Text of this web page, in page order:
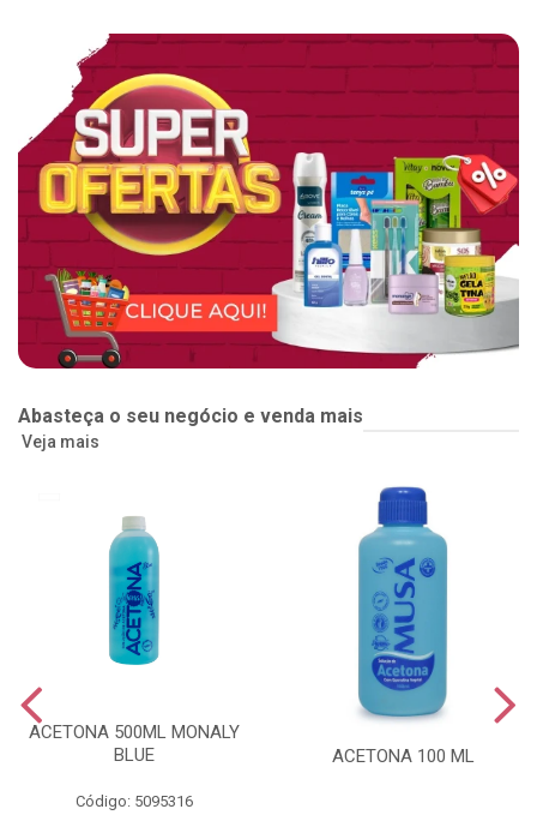
Abasteça o seu negócio e venda mais
Veja mais
ACETONA 500ML MONALY
BLUE
Código: 5095316
ACETONA 100 ML